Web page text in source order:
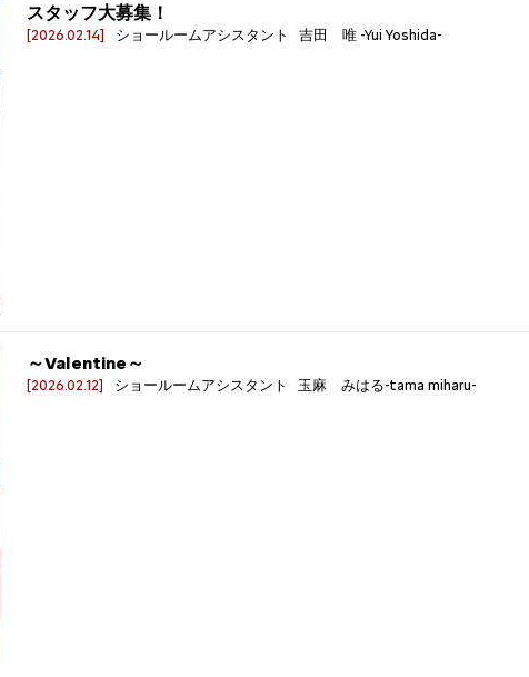
スタッフ大募集！
[2026.02.14] ショールームアシスタント 吉田 唯 -Yui Yoshida-
～Valentine～
[2026.02.12] ショールームアシスタント 玉麻 みはる-tama miharu-